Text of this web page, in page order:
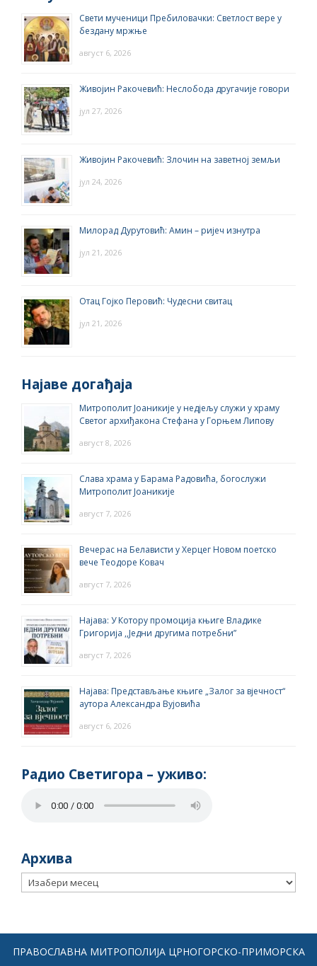
Свети мученици Пребиловачки: Светлост вере у
бездану мржње
август 6, 2026
Живојин Ракочевић: Неслобода другачије говори
јул 27, 2026
Живојин Ракочевић: Злочин на заветној земљи
јул 24, 2026
Милорад Дурутовић: Амин – ријеч изнутра
јул 21, 2026
Отац Гојко Перовић: Чудесни свитац
јул 21, 2026
Најаве догађаја
Митрополит Јоаникије у недјељу служи у храму
Светог архиђакона Стефана у Горњем Липову
август 8, 2026
Слава храма у Барама Радовића, богослужи
Митрополит Јоаникије
август 7, 2026
Вечерас на Белависти у Херцег Новом поетско
вече Теодоре Ковач
август 7, 2026
Најава: У Котору промоција књиге Владике
Григорија ,,Једни другима потребни”
август 7, 2026
Најава: Представљање књиге „Залог за вјечност“
аутора Александра Вујовића
август 6, 2026
Радио Светигора – yживо:
Архива
Архива
ПРАВОСЛАВНА МИТРОПОЛИЈА ЦРНОГОРСКО-ПРИМОРСКА